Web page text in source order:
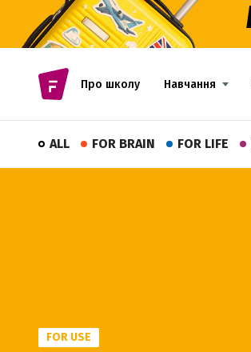
Про школу Навчання
ALL FOR BRAIN FOR LIFE
FOR USE